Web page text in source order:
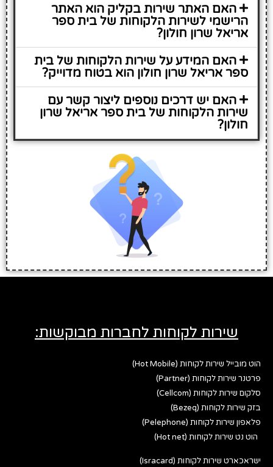
האם האתר שירות בקליק הוא האתר
הרישמי לשירות הלקוחות של בית ספר
אריאל שרון חולון?
האם המידע על שירות הלקוחות של בית
ספר אריאל שרון חולון הוא בטוח מדוייק?
האם יש דרכים נוספים ליצור קשר עם
שירות הלקוחות של בית ספר אריאל שרון
חולון?
שירות לקוחות לחברות מבוקשות:
הוט מובייל שירות לקוחות (Hot Mobile)
פרטנר שירות לקוחות (Partner)
סלקום שירות לקוחות (Cellcom)
בזק שירות לקוחות (Bezeq)
פלאפון שירות לקוחות (Pelephone)
הוט נט שירות לקוחות (Hot net)
ישראכארט שירות לקוחות (Isracard)